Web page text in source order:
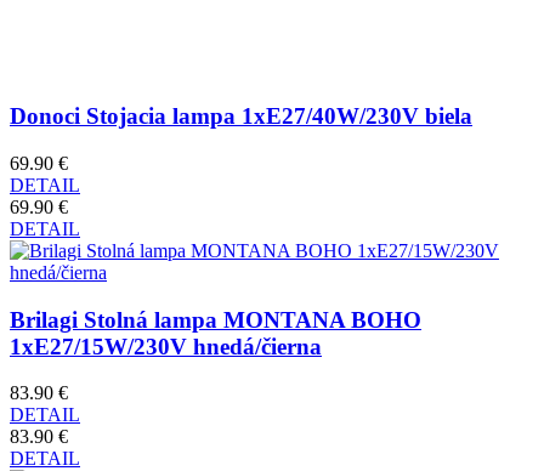
Donoci Stojacia lampa 1xE27/40W/230V biela
69.90 €
DETAIL
69.90 €
DETAIL
Brilagi Stolná lampa MONTANA BOHO
1xE27/15W/230V hnedá/čierna
83.90 €
DETAIL
83.90 €
DETAIL